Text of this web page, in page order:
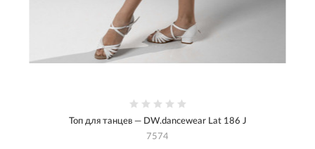
Топ для танцев — DW.dancewear Lat 186 J
7574